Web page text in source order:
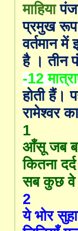
माहिया
प्रमुख रूप
वर्तमान में
है । तीन
-12
होती हैं।
रामेश्वर
1
आँसू जब
कितना
सब कुछ
2
ये भोर